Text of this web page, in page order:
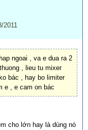
2011
ngoai , va e dua ra 2
, lieu tu mixer
bác , hay bo limiter
e , e cam on bác
cho lớn hay là dùng nó